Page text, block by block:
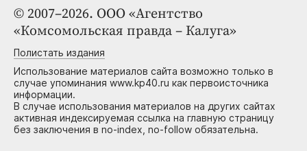
© 2007–2026. ООО «Агентство
«Комсомольская правда – Калуга»
Полистать издания
Использование материалов сайта возможно только в
случае упоминания www.kp40.ru как первоисточника
информации.
В случае использования материалов на других сайтах
активная индексируемая ссылка на главную страницу
без заключения в no-index, no-follow обязательна.